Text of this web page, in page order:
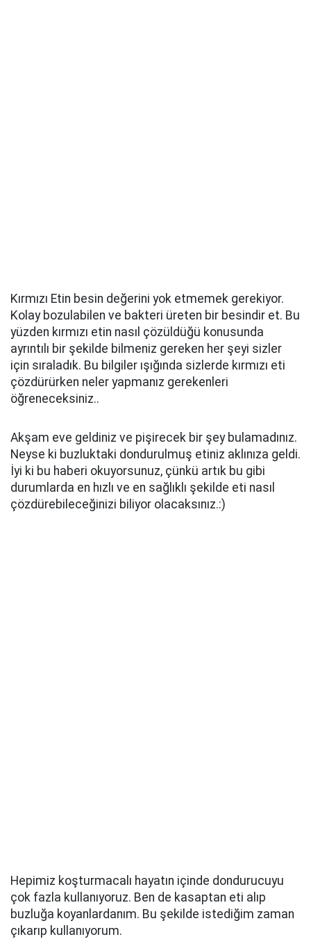
Kırmızı Etin besin değerini yok etmemek gerekiyor.
Kolay bozulabilen ve bakteri üreten bir besindir et. Bu
yüzden kırmızı etin nasıl çözüldüğü konusunda
ayrıntılı bir şekilde bilmeniz gereken her şeyi sizler
için sıraladık. Bu bilgiler ışığında sizlerde kırmızı eti
çözdürürken neler yapmanız gerekenleri
öğreneceksiniz..
Akşam eve geldiniz ve pişirecek bir şey bulamadınız.
Neyse ki buzluktaki dondurulmuş etiniz aklınıza geldi.
İyi ki bu haberi okuyorsunuz, çünkü artık bu gibi
durumlarda en hızlı ve en sağlıklı şekilde eti nasıl
çözdürebileceğinizi biliyor olacaksınız.:)
Hepimiz koşturmacalı hayatın içinde dondurucuyu
çok fazla kullanıyoruz. Ben de kasaptan eti alıp
buzluğa koyanlardanım. Bu şekilde istediğim zaman
çıkarıp kullanıyorum.